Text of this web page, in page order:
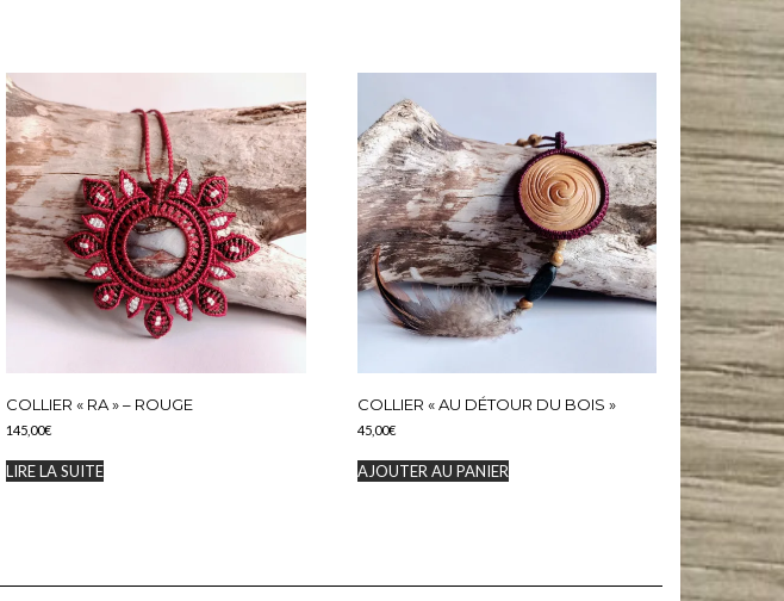
COLLIER « RA » – ROUGE
145,00€
LIRE LA SUITE
COLLIER « AU DÉTOUR DU BOIS »
45,00€
AJOUTER AU PANIER